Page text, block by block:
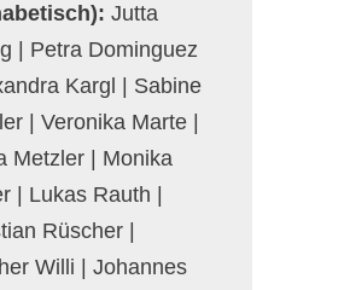
Jutta
| Petra Dominguez
Kargl | Sabine
| Veronika Marte |
Metzler | Monika
| Lukas Rauth |
Rüscher |
Willi | Johannes